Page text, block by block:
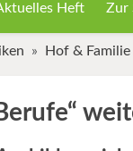
Heft Zur
Hof & Familie